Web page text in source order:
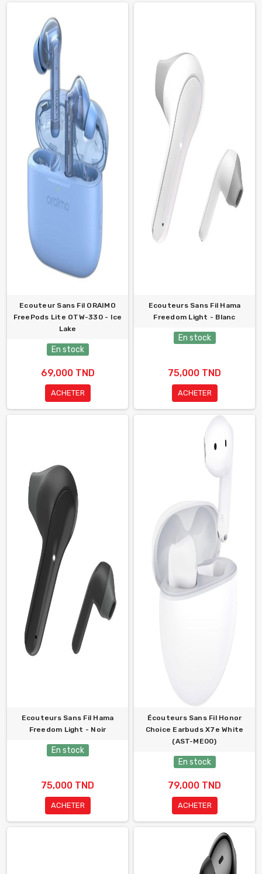
Ecouteur Sans Fil ORAIMO
FreePods Lite OTW-330 - Ice
Lake
En stock
69,000 TND
ACHETER
Ecouteurs Sans Fil Hama
Freedom Light - Blanc
En stock
75,000 TND
ACHETER
Ecouteurs Sans Fil Hama
Freedom Light - Noir
En stock
75,000 TND
ACHETER
Écouteurs Sans Fil Honor
Choice Earbuds X7e White
(AST-ME00)
En stock
79,000 TND
ACHETER